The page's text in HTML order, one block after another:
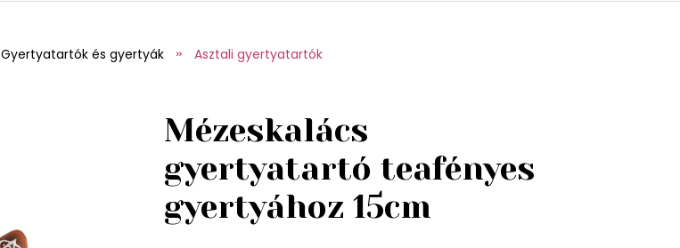
Gyertyatartók és gyertyák Asztali gyertyatartók
Mézeskalács
gyertyatartó teafényes
gyertyához 15cm